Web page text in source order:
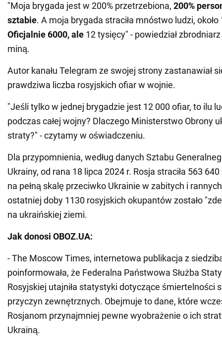
"Moja brygada jest w 200% przetrzebiona, 200%
sztabie. A moja brygada straciła mnóstwo ludzi, około
Oficjalnie 6000, ale 12 tysięcy" - powiedział
miną.
Autor kanału Telegram ze swojej strony zastanawiał
prawdziwa liczba rosyjskich ofiar w wojnie.
"Jeśli tylko w jednej brygadzie jest 12 000 ofiar, to ilu
podczas całej wojny? Dlaczego Ministerstwo Obrony
straty?" - czytamy w oświadczeniu.
Dla przypomnienia, według danych Sztabu
Ukrainy, od rana 18 lipca 2024 r. Rosja straciła 563
na pełną skalę przeciwko Ukrainie w zabitych i
ostatniej doby 1130 rosyjskich okupantów zostało
na ukraińskiej ziemi.
Jak donosi OBOZ.UA:
- The Moscow Times, internetowa publikacja z
poinformowała, że Federalna Państwowa Służba
Rosyjskiej utajniła statystyki dotyczące śmiertelności
przyczyn zewnętrznych. Obejmuje to dane, które
Rosjanom przynajmniej pewne wyobrażenie o ich
Ukrainą.